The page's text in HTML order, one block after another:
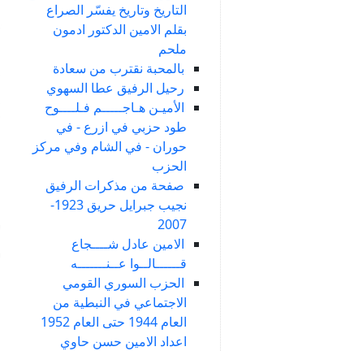
التاريخ وتاريخ يفسّر الصراع
بقلم الامين الدكتور ادمون
ملحم
بالمحبة نقترب من سعادة
رحيل الرفيق عطا السهوي
الأميـن هـاجـــــم فـلــــوح
طود حزبي في ازرع - في
حوران - في الشام وفي مركز
الحزب
صفحة من مذكرات الرفيق
نجيب جبرايل حريق 1923-
2007
الامين عادل شــــجاع
قــــــالــوا عــنـــــــه
الحزب السوري القومي
الاجتماعي في النبطية من
العام 1944 حتى العام 1952
اعداد الامين حسن حاوي